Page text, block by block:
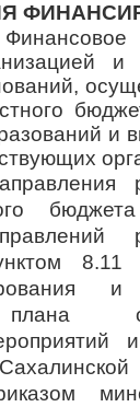
Финансовое
и
и
8.11
и
плана